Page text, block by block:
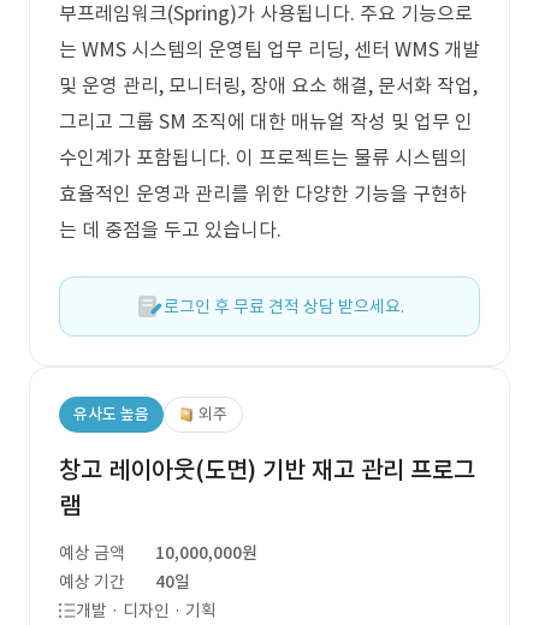
부프레임워크(Spring)가 사용됩니다. 주요 기능으로
는 WMS 시스템의 운영팀 업무 리딩, 센터 WMS 개발
및 운영 관리, 모니터링, 장애 요소 해결, 문서화 작업,
그리고 그룹 SM 조직에 대한 매뉴얼 작성 및 업무 인
수인계가 포함됩니다. 이 프로젝트는 물류 시스템의
효율적인 운영과 관리를 위한 다양한 기능을 구현하
는 데 중점을 두고 있습니다.
로그인 후 무료 견적 상담 받으세요.
유사도 높음 외주
창고 레이아웃(도면) 기반 재고 관리 프로그
램
예상 금액
10,000,000원
예상 기간
40일
개발 · 디자인 · 기획